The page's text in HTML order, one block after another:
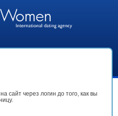
сайт через логин до того, как вы